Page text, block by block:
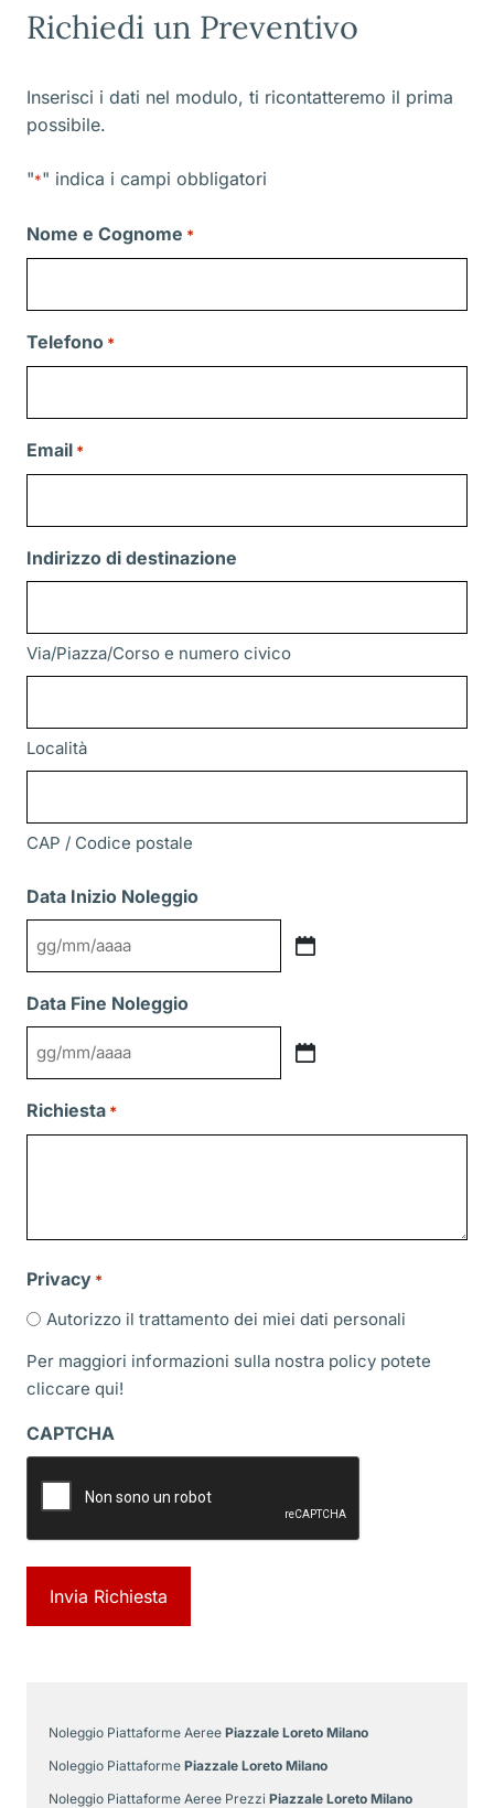
Richiedi un Preventivo
Inserisci i dati nel modulo, ti ricontatteremo il prima
possibile.
"*" indica i campi obbligatori
Nome e Cognome *
Telefono *
Email *
Indirizzo di destinazione
Via/Piazza/Corso e numero civico
Località
CAP / Codice postale
Data Inizio Noleggio
GG
MM
slash
AAAA
Data Fine Noleggio
GG
MM
Richiesta *
Privacy *
Autorizzo il trattamento dei miei dati personali
Per maggiori informazioni sulla nostra policy potete
cliccare qui!
CAPTCHA
Noleggio Piattaforme Aeree Piazzale Loreto Milano
Noleggio Piattaforme Piazzale Loreto Milano
Noleggio Piattaforme Aeree Prezzi Piazzale Loreto Milano